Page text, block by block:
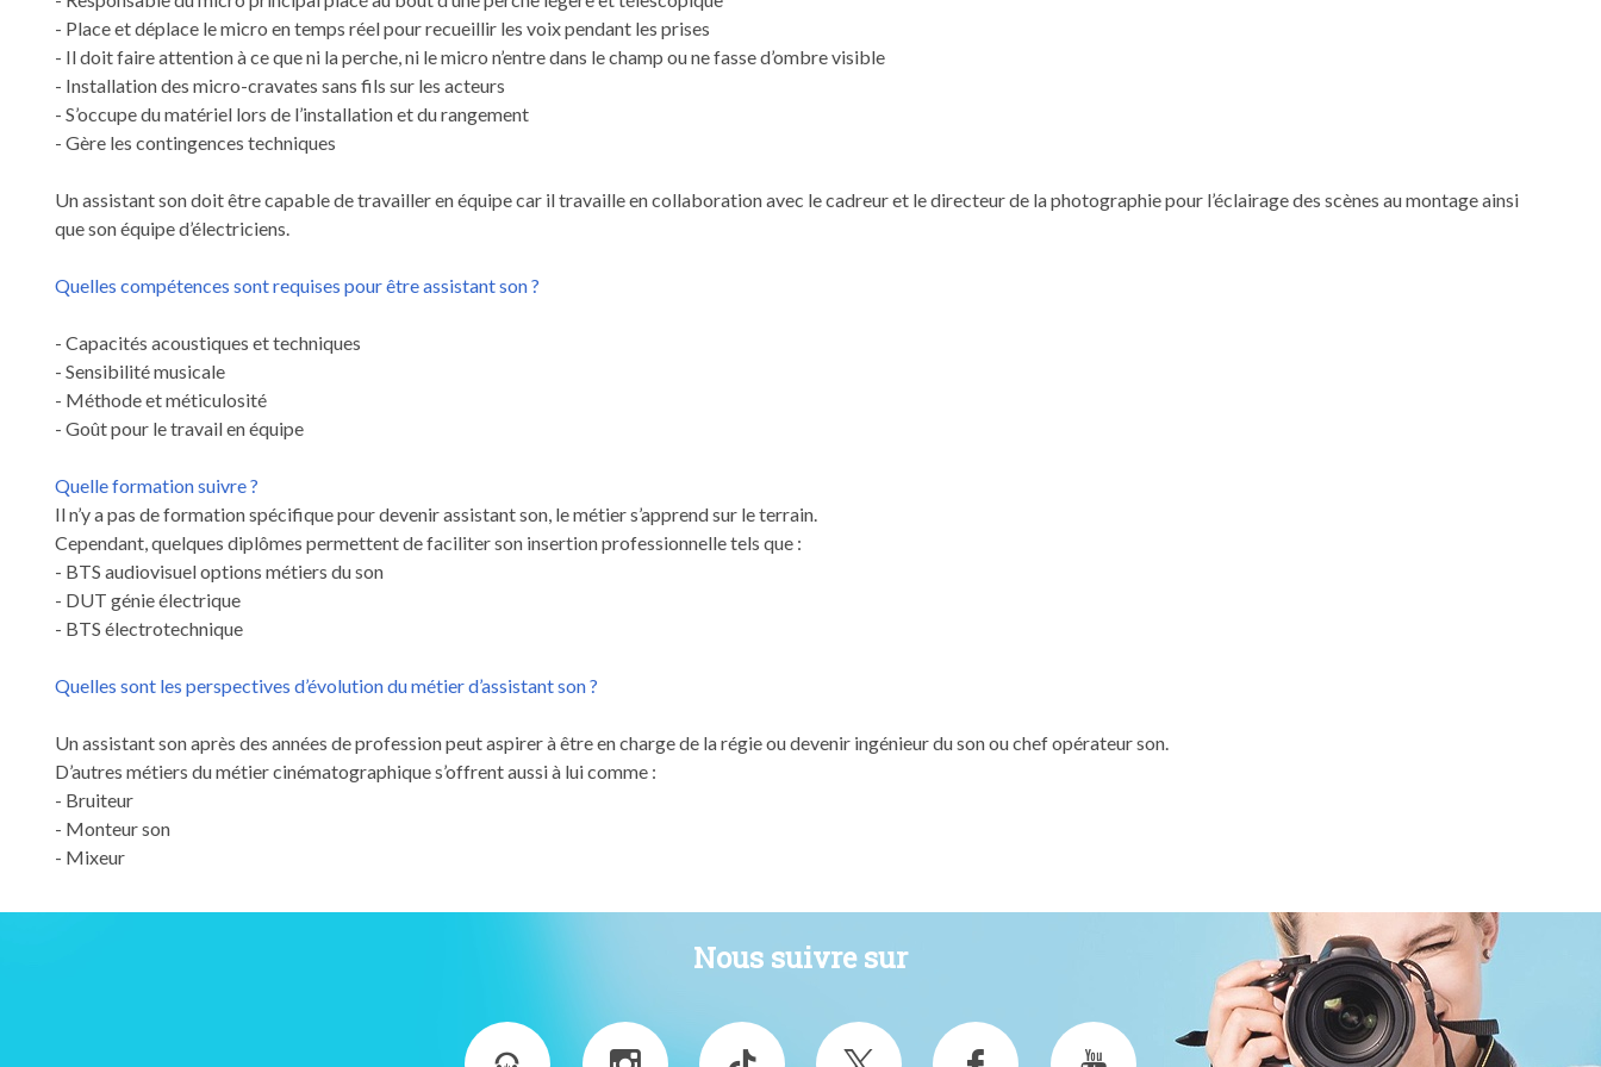
- Place et déplace le micro en temps réel pour recueillir les voix pendant les prises
- Il doit faire attention à ce que ni la perche, ni le micro n’entre dans le champ ou ne fasse d’ombre visible
- Installation des micro-cravates sans fils sur les acteurs
- S’occupe du matériel lors de l’installation et du rangement
- Gère les contingences techniques
Un assistant son doit être capable de travailler en équipe car il travaille en collaboration avec le cadreur et le directeur de la photographie pour l’éclairage des scènes au montage ainsi
que son équipe d’électriciens.
Quelles compétences sont requises pour être assistant son ?
- Capacités acoustiques et techniques
- Sensibilité musicale
- Méthode et méticulosité
- Goût pour le travail en équipe
Quelle formation suivre ?
Il n’y a pas de formation spécifique pour devenir assistant son, le métier s’apprend sur le terrain.
Cependant, quelques diplômes permettent de faciliter son insertion professionnelle tels que :
- BTS audiovisuel options métiers du son
- DUT génie électrique
- BTS électrotechnique
Quelles sont les perspectives d’évolution du métier d’assistant son ?
Un assistant son après des années de profession peut aspirer à être en charge de la régie ou devenir ingénieur du son ou chef opérateur son.
D’autres métiers du métier cinématographique s’offrent aussi à lui comme :
- Bruiteur
- Monteur son
- Mixeur
Nous suivre sur